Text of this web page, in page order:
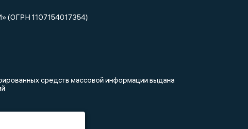
(ОГРН 1107154017354)
средств массовой информации выдана